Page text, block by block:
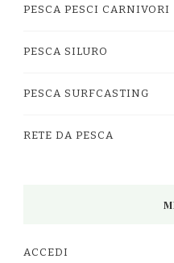
PESCA PESCI CARNIVORI
PESCA SILURO
PESCA SURFCASTING
RETE DA PESCA
ACCEDI